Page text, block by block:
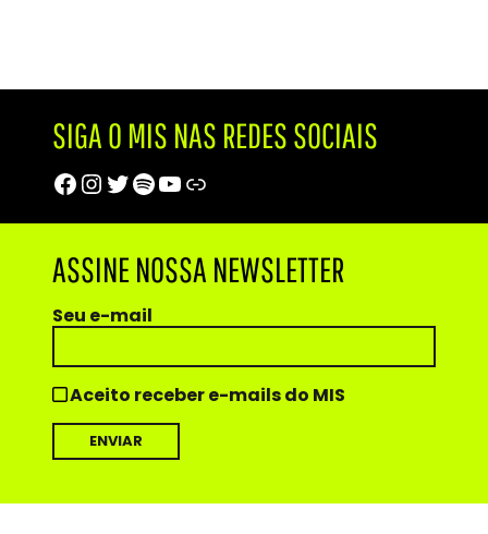
SIGA O MIS NAS REDES SOCIAIS
Facebook
Instagram
Twitter
Spotify
Youtube
Trip Advisor
ASSINE NOSSA NEWSLETTER
Seu e-mail
Aceito receber e-mails do MIS